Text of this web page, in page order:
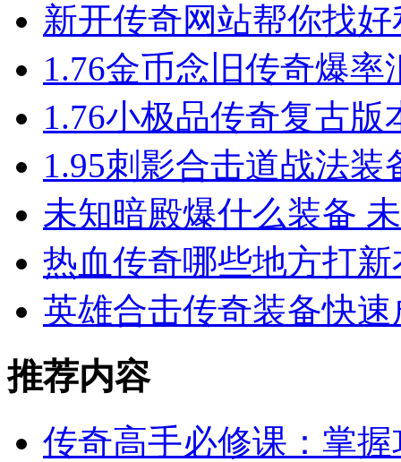
新开传奇网站帮你找
1.76金币念旧传奇爆率
1.76小极品传奇复古
1.95刺影合击道战法
未知暗殿爆什么装备
热血传奇哪些地方打
英雄合击传奇装备快
推荐内容
传奇高手必修课：掌